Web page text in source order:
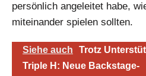
persönlich angeleitet habe,
miteinander spielen sollten.
Siehe auch
Trotz
Triple H: Neue Backstage-